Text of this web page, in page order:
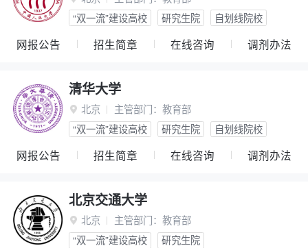
“双一流”建设高校
研究生院 自划线院校
网报公告 招生简章 在线咨询 调剂办法
清华大学
 北京 主管部门： 教育部
“双一流”建设高校
研究生院 自划线院校
网报公告 招生简章 在线咨询 调剂办法
北京交通大学
 北京 主管部门： 教育部
“双一流”建设高校
研究生院